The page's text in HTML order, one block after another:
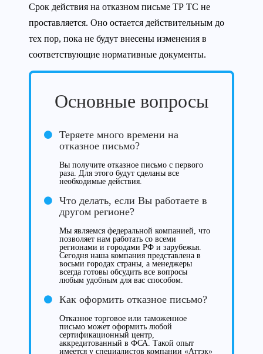
Срок действия на отказном письме ТР ТС не
проставляется. Оно остается действительным до
тех пор, пока не будут внесены изменения в
соответствующие нормативные документы.
Основные вопросы
Теряете много времени на
отказное письмо?
Вы получите отказное письмо с первого
раза. Для этого будут сделаны все
необходимые действия.
Что делать, если Вы работаете в
другом регионе?
Мы являемся федеральной компанией, что
позволяет нам работать со всеми
регионами и городами РФ и зарубежья.
Сегодня наша компания представлена в
восьми городах страны, а менеджеры
всегда готовы обсудить все вопросы
любым удобным для вас способом.
Как оформить отказное письмо?
Отказное торговое или таможенное
письмо может оформить любой
сертификационный центр,
аккредитованный в ФСА. Такой опыт
имеется у специалистов компании «Аттэк»